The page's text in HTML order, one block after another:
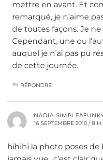
mettre en avant. Et
remarqué, je n’aime
de toutes façons. Je ne
Cependant, une ou
auquel je n’ai pas pu
de cette journée.
RÉPONDRE
NADIA
16 SEPTEMBRE 2010 / 8
hihihi la photo poses de